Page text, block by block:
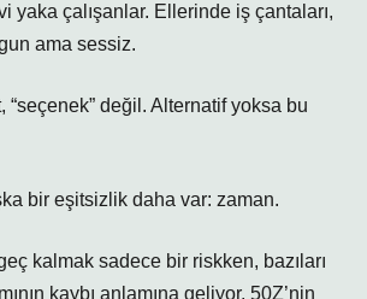
yaka çalışanlar. Ellerinde iş çantaları,
ama sessiz.
“seçenek” değil. Alternatif yoksa bu
bir eşitsizlik daha var: zaman.
kalmak sadece bir riskken, bazıları
kaybı anlamına geliyor. 50Z’nin